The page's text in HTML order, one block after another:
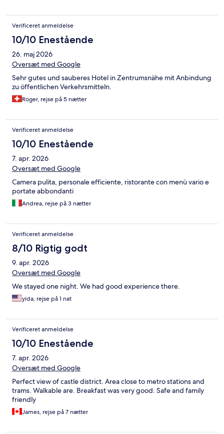
Verificeret anmeldelse
10/10 Enestående
26. maj 2026
Oversæt med Google
Sehr gutes und sauberes Hotel in Zentrumsnähe mit Anbindung
zu öffentlichen Verkehrsmitteln.
Roger, rejse på 5 nætter
Verificeret anmeldelse
10/10 Enestående
7. apr. 2026
Oversæt med Google
Camera pulita, personale efficiente, ristorante con menù vario e
portate abbondanti
Andrea, rejse på 3 nætter
Verificeret anmeldelse
8/10 Rigtig godt
9. apr. 2026
Oversæt med Google
We stayed one night. We had good experience there.
yida, rejse på 1 nat
Verificeret anmeldelse
10/10 Enestående
7. apr. 2026
Oversæt med Google
Perfect view of castle district. Area close to metro stations and
trams. Walkable are. Breakfast was very good. Safe and family
friendly
James, rejse på 7 nætter